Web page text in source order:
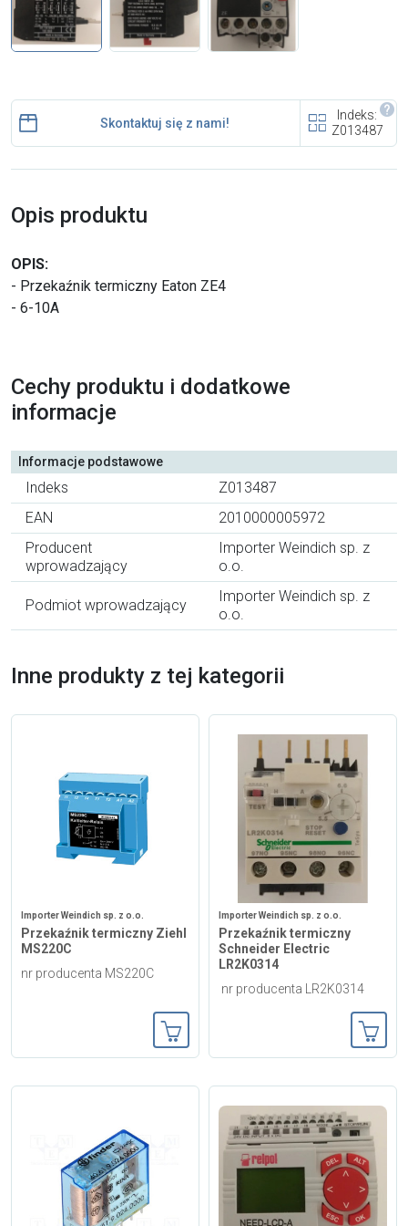
i cookies
Skontaktuj się z nami
Polecany artykuł
EFA: Historia i oferta
urządzeń dla przetwórstwa
Skontaktuj się z nami!
Indeks:
Z013487
Opis produktu
OPIS:
- Przekaźnik termiczny Eaton ZE4
- 6-10A
Cechy produktu i dodatkowe
informacje
Informacje podstawowe
Indeks
Z013487
EAN
2010000005972
Producent
wprowadzający
Importer Weindich sp. z
o.o.
Podmiot wprowadzający
Importer Weindich sp. z
o.o.
Inne produkty z tej kategorii
Importer Weindich sp. z o.o.
Przekaźnik termiczny Ziehl
MS220C
nr producenta MS220C
Dodaj do koszyka
Importer Weindich sp. z o.o.
Przekaźnik termiczny
Schneider Electric
LR2K0314
nr producenta LR2K0314